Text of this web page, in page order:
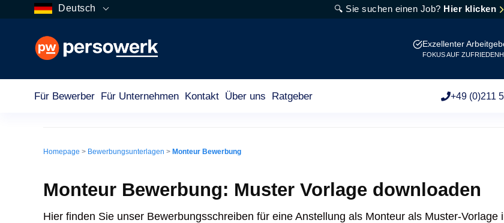
Deutsch 🔍 Sie suchen einen Job? Hier klicken
Exzellenter
FOKUS AUF
Für Bewerber Für Unternehmen Kontakt Über uns Ratgeber +49 (0)211
Homepage > Bewerbungsunterlagen > Monteur Bewerbung
Monteur Bewerbung: Muster Vorlage downloaden
Hier finden Sie unser Bewerbungsschreiben für eine Anstellung als Monteur als Muster-Vorlage